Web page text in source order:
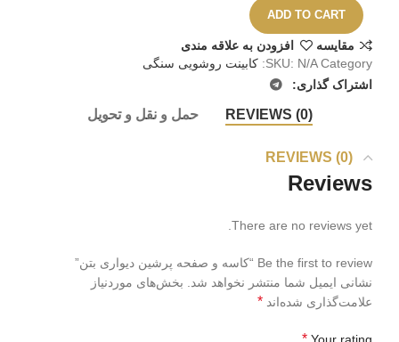
ADD TO CART
مقايسه
افزودن به علاقه مندی
SKU: N/ACategory:
کابینت روشویی سنگی
اشتراک گذاری:
REVIEWS (0) حمل و نقل و تحویل
REVIEWS (0)
Reviews
There are no reviews yet.
Be the first to review “کاسه و صفحه پرشین دیواری بتن”
نشانی ایمیل شما منتشر نخواهد شد. بخش‌های موردنیاز
علامت‌گذاری شده‌اند *